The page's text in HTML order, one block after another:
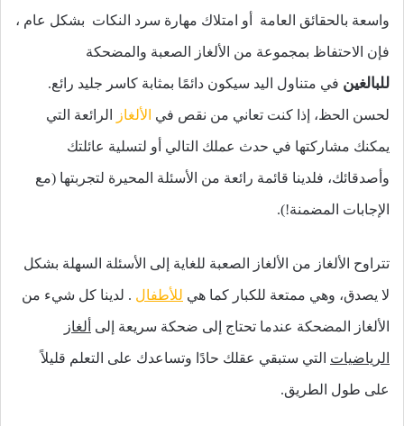
واسعة بالحقائق العامة أو امتلاك مهارة سرد النكات بشكل عام ،
فإن الاحتفاظ بمجموعة من الألغاز الصعبة والمضحكة
للبالغين في متناول اليد سيكون دائمًا بمثابة كاسر جليد رائع.
لحسن الحظ، إذا كنت تعاني من نقص في الألغاز الرائعة التي
يمكنك مشاركتها في حدث عملك التالي أو لتسلية عائلتك
وأصدقائك، فلدينا قائمة رائعة من الأسئلة المحيرة لتجربتها (مع
الإجابات المضمنة!).
تتراوح الألغاز من الألغاز الصعبة للغاية إلى الأسئلة السهلة بشكل
لا يصدق، وهي ممتعة للكبار كما هي للأطفال . لدينا كل شيء من
الألغاز المضحكة عندما تحتاج إلى ضحكة سريعة إلى ألغاز
الرياضيات التي ستبقي عقلك حادًا وتساعدك على التعلم قليلاً
على طول الطريق.